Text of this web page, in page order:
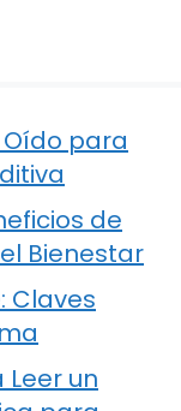
para
de
Bienestar
Claves
un